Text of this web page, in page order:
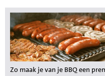
Zo maak je van je BBQ een